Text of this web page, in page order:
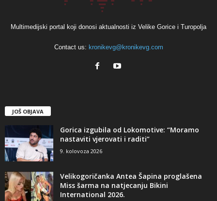
Multimedijski portal koji donosi aktualnosti iz Velike Gorice i Turopolja
Contact us: kronikevg@kronikevg.com
JOŠ OBJAVA
Gorica izgubila od Lokomotive: “Moramo
nastaviti vjerovati i raditi”
9. kolovoza 2026
Velikogoričanka Antea Šapina proglašena
Miss šarma na natjecanju Bikini
International 2026.